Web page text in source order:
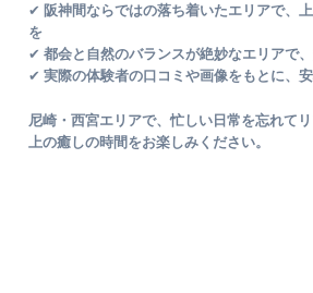
✔ 阪神間ならではの落ち着いたエリアで、
を
✔都会と自然のバランスが絶妙なエリアで
✔実際の体験者の口コミや画像をもとに、
尼崎・西宮エリアで、忙しい日常を忘れて
上の癒しの時間をお楽しみください。